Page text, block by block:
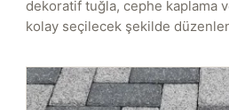
dekoratif tuğla, cephe kaplama
kolay seçilecek şekilde